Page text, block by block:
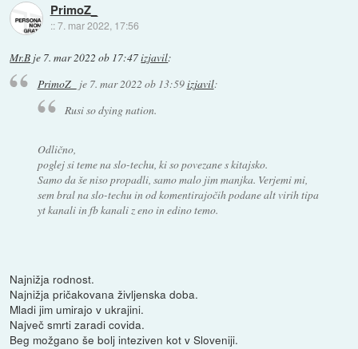
PrimoZ_
::7. mar 2022, 17:56
Mr.B je 7. mar 2022 ob 17:47izjavil:
PrimoZ_ je 7. mar 2022 ob 13:59izjavil:
Rusi so dying nation.
Odlično,
poglej si teme na slo-techu, ki so povezane s kitajsko.
Samo da še niso propadli, samo malo jim manjka. Verjemi mi,
sem bral na slo-techu in od komentirajočih podane alt virih tipa
yt kanali in fb kanali z eno in edino temo.
Najnižja rodnost.
Najnižja pričakovana življenska doba.
Mladi jim umirajo v ukrajini.
Največ smrti zaradi covida.
Beg možgano še bolj inteziven kot v Sloveniji.